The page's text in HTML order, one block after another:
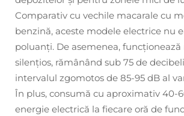
Comparativ cu vechile macarale cu
benzină, aceste modele electrice nu
poluanți. De asemenea,
silențios, rămânând sub 75 de
intervalul zgomotos de 85-95 dB al
În plus, consumă cu aproximativ 40-
energie electrică la fiecare oră de